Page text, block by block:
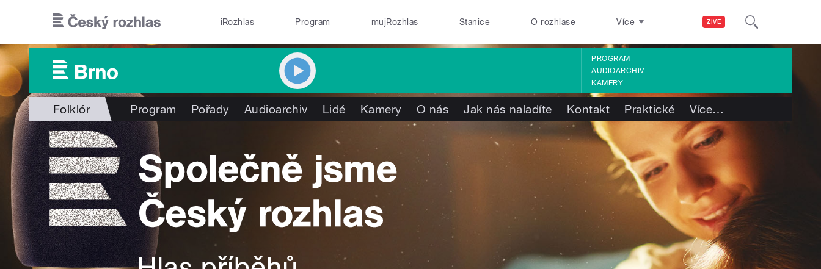
ŽIVĚ
iRozhlas Program mujRozhlas Stanice O rozhlase Více
PROGRAM
AUDIOARCHIV
KAMERY
Folklór Program Pořady Audioarchiv Lidé Kamery O nás Jak nás naladíte Kontakt Praktické Více…